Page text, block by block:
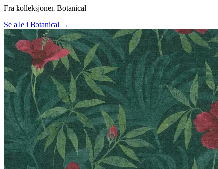
Fra kolleksjonen Botanical
Se alle i Botanical →